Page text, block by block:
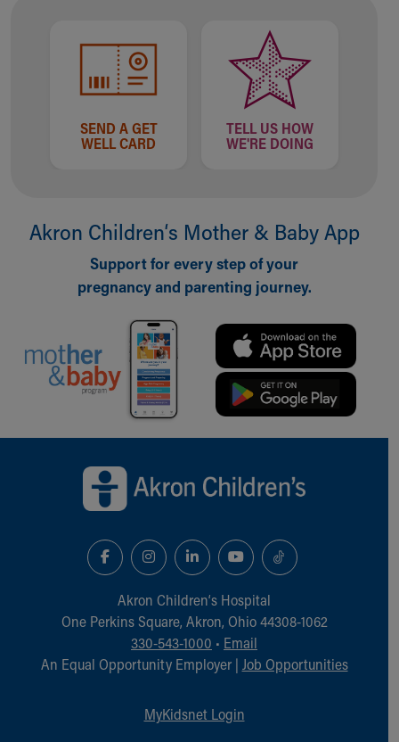
SEND A GET
WELL CARD
TELL US HOW
WE'RE DOING
Akron Children‘s Mother & Baby App
Support for every step of your
pregnancy and parenting journey.
Akron Children‘s Hospital
One Perkins Square, Akron, Ohio 44308-1062
330-543-1000 • Email
An Equal Opportunity Employer | Job Opportunities
MyKidsnet Login